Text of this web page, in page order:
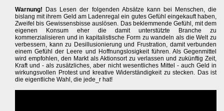
Warnung! Das Lesen der folgenden Absätze kann bei Menschen, die
bislang mit ihrem Geld am Ladenregal ein gutes Gefühl eingekauft haben,
Zweifel bis Gewissensbisse auslösen. Das beklemmende Gefühl, mit dem
eigenen Konsum eher die damit unterstützte Branche zu
kommerzialisieren und in kapitalistische Form zu wandeln als die Welt zu
verbessern, kann zu Desillusionierung und Frustration, damit verbunden
einem Gefühl der Leere und Hoffnungslosigkeit führen. Als Gegenmittel
wird empfohlen, den Markt als Aktionsort zu verlassen und zukünftig Zeit,
Kraft und - als zusätzliches, aber nicht wesentliches Mittel - auch Geld in
wirkungsvollen Protest und kreative Widerständigkeit zu stecken. Das ist
die eigentliche Wahl, die jede_r hat!